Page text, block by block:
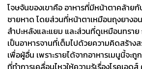
โจษจันของเขาคือ อาหารที่มีหน้าตาคล้าย
ชายหาด โดยส่วนที่หน้าตาเหมือนถุงยางอ
สำปะหลังและแยม และส่วนที่ดูเหมือนทราย
เป็นอาหารจานที่เต็มไปด้วยความคิดสร้าง
เพื่อผู้อื่น เพราะรายได้จากอาหารเมนูนี้จะ